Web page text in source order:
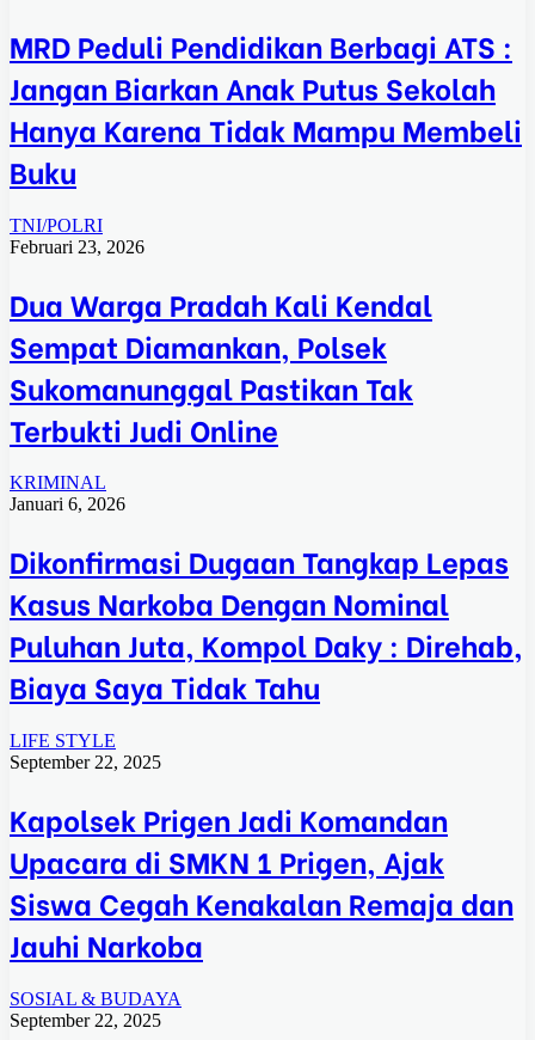
MRD Peduli Pendidikan Berbagi ATS :
Jangan Biarkan Anak Putus Sekolah
Hanya Karena Tidak Mampu Membeli
Buku
TNI/POLRI
Februari 23, 2026
Dua Warga Pradah Kali Kendal
Sempat Diamankan, Polsek
Sukomanunggal Pastikan Tak
Terbukti Judi Online
KRIMINAL
Januari 6, 2026
Dikonfirmasi Dugaan Tangkap Lepas
Kasus Narkoba Dengan Nominal
Puluhan Juta, Kompol Daky : Direhab,
Biaya Saya Tidak Tahu
LIFE STYLE
September 22, 2025
Kapolsek Prigen Jadi Komandan
Upacara di SMKN 1 Prigen, Ajak
Siswa Cegah Kenakalan Remaja dan
Jauhi Narkoba
SOSIAL & BUDAYA
September 22, 2025